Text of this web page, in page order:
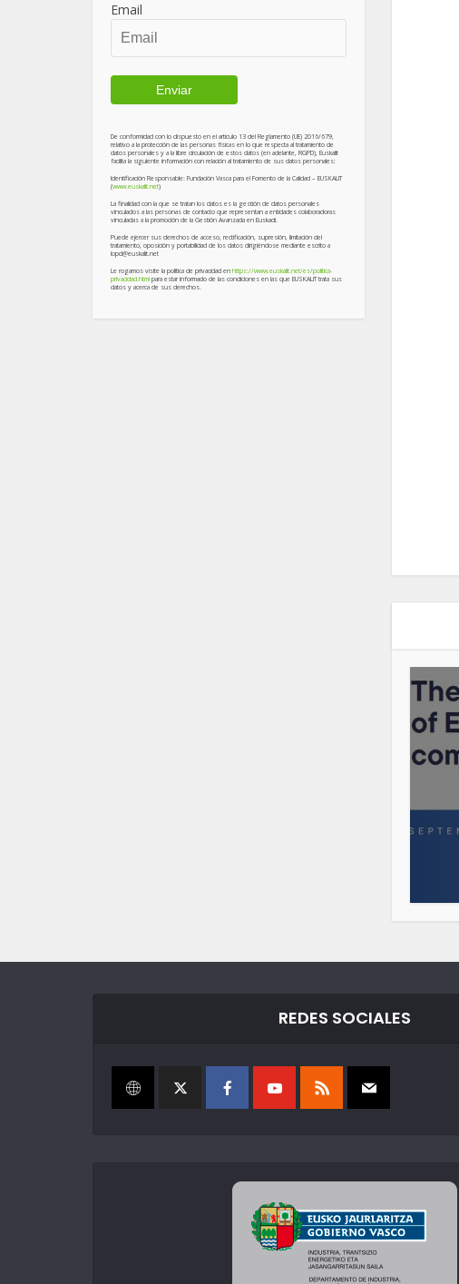
Email
De conformidad con lo dispuesto en el artículo 13 del Reglamento (UE) 2016/679,
relativo a la protección de las personas físicas en lo que respecta al tratamiento de
datos personales y a la libre circulación de estos datos (en adelante, RGPD), Euskalit
facilita la siguiente información con relación al tratamiento de sus datos personales:
Identificación Responsable: Fundación Vasca para el Fomento de la Calidad – EUSKALIT
(www.euskalit.net)
La finalidad con la que se tratan los datos es la gestión de datos personales
vinculados a las personas de contacto que representan a entidades colaboradoras
vinculadas a la promoción de la Gestión Avanzada en Euskadi.
Puede ejercer sus derechos de acceso, rectificación, supresión, limitación del
tratamiento, oposición y portabilidad de los datos dirigiéndose mediante escrito a
lopd@euskalit.net
Le rogamos visite la política de privacidad en https://www.euskalit.net/es/politica-
privacidad.html para estar informado de las condiciones en las que EUSKALIT trata sus
datos y acerca de sus derechos.
REDES SOCIALES